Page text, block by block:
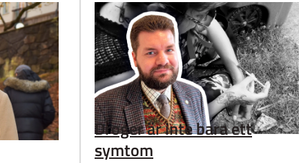
Droger är inte bara ett
symtom